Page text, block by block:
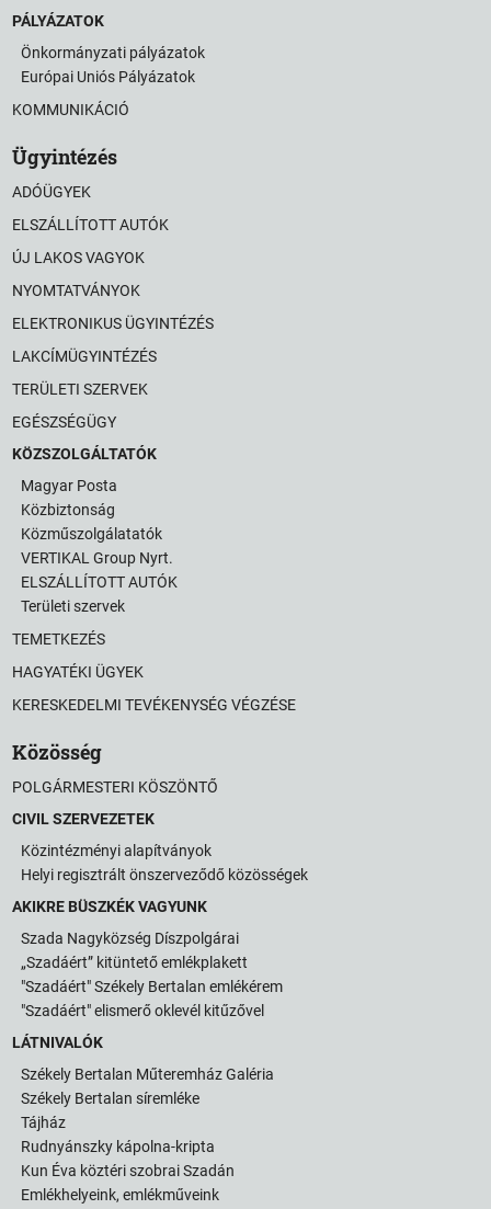
PÁLYÁZATOK
Önkormányzati pályázatok
Európai Uniós Pályázatok
KOMMUNIKÁCIÓ
Ügyintézés
ADÓÜGYEK
ELSZÁLLÍTOTT AUTÓK
ÚJ LAKOS VAGYOK
NYOMTATVÁNYOK
ELEKTRONIKUS ÜGYINTÉZÉS
LAKCÍMÜGYINTÉZÉS
TERÜLETI SZERVEK
EGÉSZSÉGÜGY
KÖZSZOLGÁLTATÓK
Magyar Posta
Közbiztonság
Közműszolgálatatók
VERTIKAL Group Nyrt.
ELSZÁLLÍTOTT AUTÓK
Területi szervek
TEMETKEZÉS
HAGYATÉKI ÜGYEK
KERESKEDELMI TEVÉKENYSÉG VÉGZÉSE
Közösség
POLGÁRMESTERI KÖSZÖNTŐ
CIVIL SZERVEZETEK
Közintézményi alapítványok
Helyi regisztrált önszerveződő közösségek
AKIKRE BÜSZKÉK VAGYUNK
Szada Nagyközség Díszpolgárai
„Szadáért” kitüntető emlékplakett
"Szadáért" Székely Bertalan emlékérem
"Szadáért" elismerő oklevél kitűzővel
LÁTNIVALÓK
Székely Bertalan Műteremház Galéria
Székely Bertalan síremléke
Tájház
Rudnyánszky kápolna-kripta
Kun Éva köztéri szobrai Szadán
Emlékhelyeink, emlékműveink